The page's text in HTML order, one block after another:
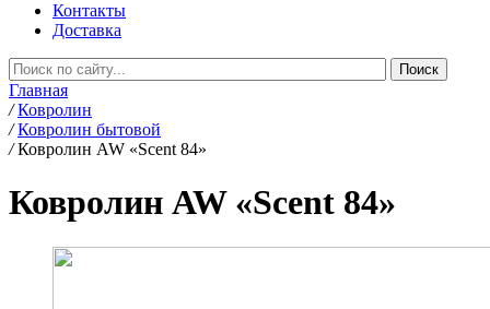
Контакты
Доставка
Главная
/ Ковролин
/ Ковролин бытовой
/ Ковролин AW «Scent 84»
Ковролин AW «Scent 84»